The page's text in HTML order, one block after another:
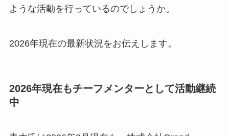
ような活動を行っているのでしょうか。
2026年現在の最新状況をお伝えします。
2026年現在もチーフメンターとして活動継続
中